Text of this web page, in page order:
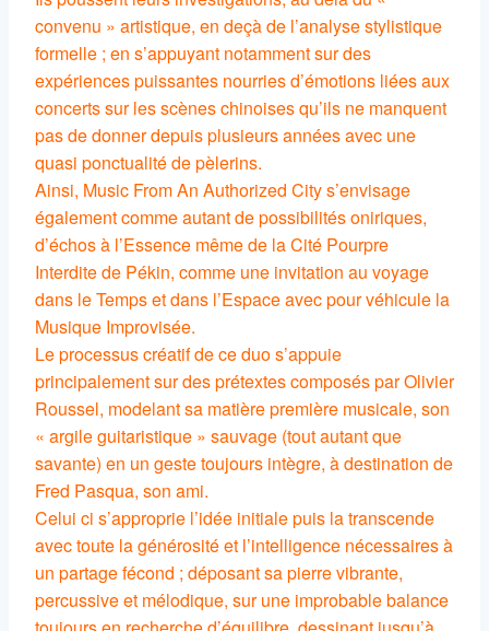
convenu » artistique, en deçà de l’analyse stylistique
formelle ; en s’appuyant notamment sur des
expériences puissantes nourries d’émotions liées aux
concerts sur les scènes chinoises qu’ils ne manquent
pas de donner depuis plusieurs années avec une
quasi ponctualité de pèlerins.
Ainsi, Music From An Authorized City s’envisage
également comme autant de possibilités oniriques,
d’échos à l’Essence même de la Cité Pourpre
Interdite de Pékin, comme une invitation au voyage
dans le Temps et dans l’Espace avec pour véhicule la
Musique Improvisée.
Le processus créatif de ce duo s’appuie
principalement sur des prétextes composés par Olivier
Roussel, modelant sa matière première musicale, son
« argile guitaristique » sauvage (tout autant que
savante) en un geste toujours intègre, à destination de
Fred Pasqua, son ami.
Celui ci s’approprie l’idée initiale puis la transcende
avec toute la générosité et l’intelligence nécessaires à
un partage fécond ; déposant sa pierre vibrante,
percussive et mélodique, sur une improbable balance